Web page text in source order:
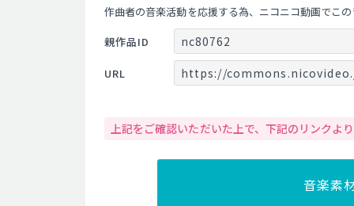
作曲者の音楽活動を応援する為、ニコニコ動画でこ
親作品ID
nc80762
URL https://
上記をご確認いただいた上で、下記のリンクよ
音楽素